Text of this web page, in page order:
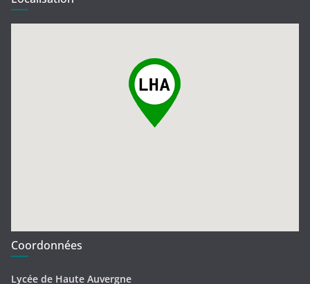
Coordonnées
Lycée de Haute Auvergne